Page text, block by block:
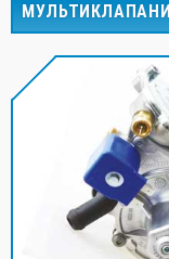
МУЛЬТИКЛАПАНИ